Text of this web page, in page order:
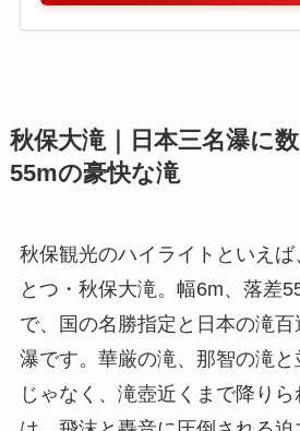
秋保大滝｜日本三名瀑に
55mの豪快な滝
秋保観光のハイライトといえ
とつ・秋保大滝。幅6m、落差
で、国の名勝指定と日本の滝
瀑です。華厳の滝、那智の滝
じゃなく、滝壺近くまで降り